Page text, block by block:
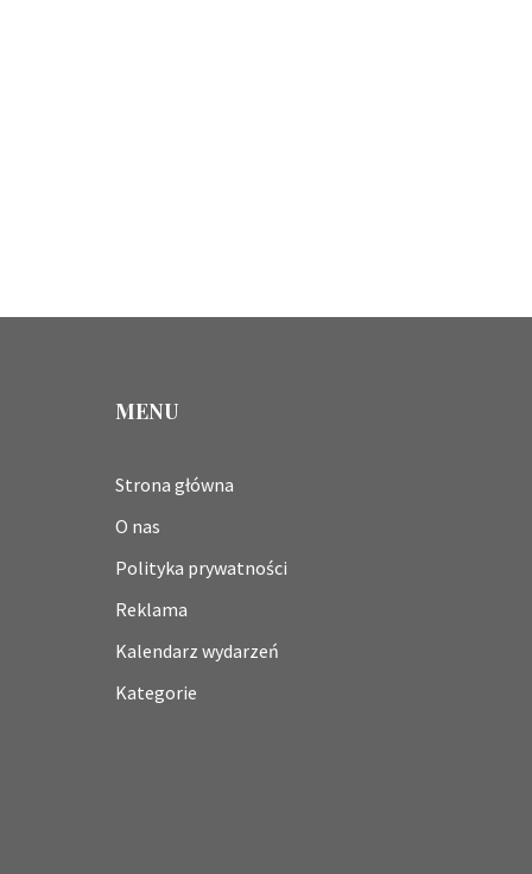
MENU
Strona główna
O nas
Polityka prywatności
Reklama
Kalendarz wydarzeń
Kategorie